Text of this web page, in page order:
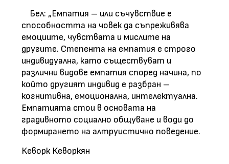
Бел: „Емпатия – или съчувствие е
способността на човек да съпреживява
емоциите, чувствата и мислите на
другите. Степента на емпатия е строго
индивидуална, като съществуват и
различни видове емпатия според начина, по
който другият индивид е разбран –
когнитивна, емоционална, интелектуална.
Емпатията стои в основата на
градивното социално общуване и води до
формирането на алтруистично поведение.
Кеворк Кеворкян